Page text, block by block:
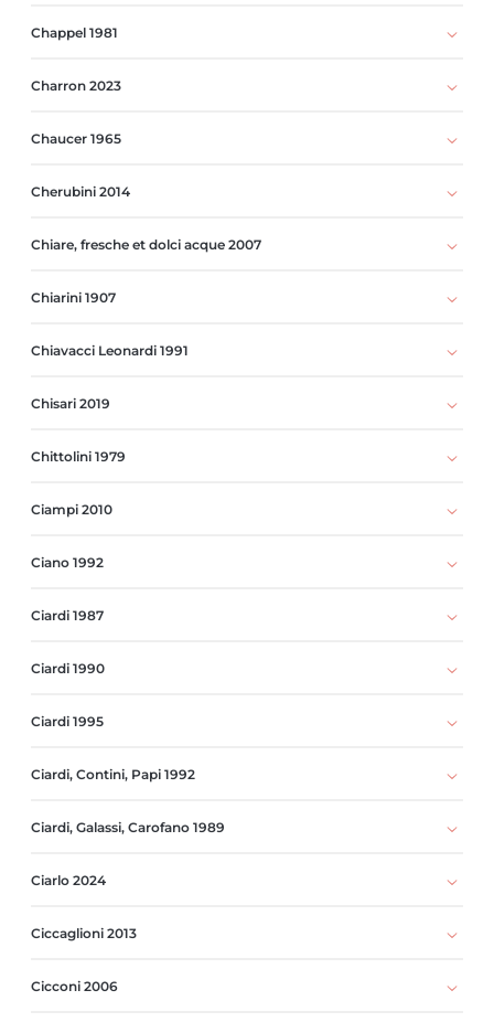
Chappel 1981
Charron 2023
Chaucer 1965
Cherubini 2014
Chiare, fresche et dolci acque 2007
Chiarini 1907
Chiavacci Leonardi 1991
Chisari 2019
Chittolini 1979
Ciampi 2010
Ciano 1992
Ciardi 1987
Ciardi 1990
Ciardi 1995
Ciardi, Contini, Papi 1992
Ciardi, Galassi, Carofano 1989
Ciarlo 2024
Ciccaglioni 2013
Cicconi 2006